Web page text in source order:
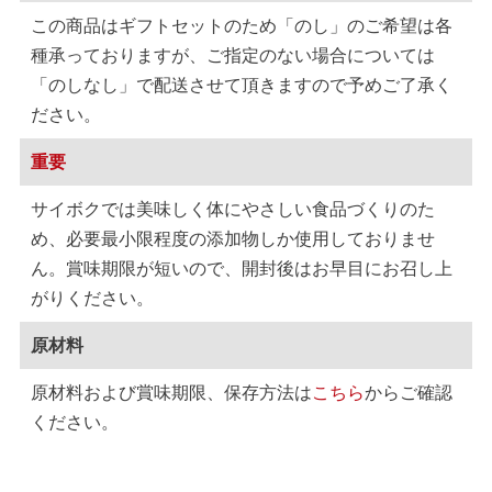
この商品はギフトセットのため「のし」のご希望は各
種承っておりますが、ご指定のない場合については
「のしなし」で配送させて頂きますので予めご了承く
ださい。
重要
サイボクでは美味しく体にやさしい食品づくりのた
め、必要最小限程度の添加物しか使用しておりませ
ん。賞味期限が短いので、開封後はお早目にお召し上
がりください。
原材料
原材料および賞味期限、保存方法はこちらからご確認
ください。